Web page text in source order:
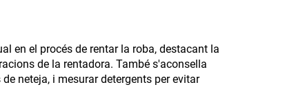
en el procés de rentar la roba, destacant la
de la rentadora. També s'aconsella
neteja, i mesurar detergents per evitar